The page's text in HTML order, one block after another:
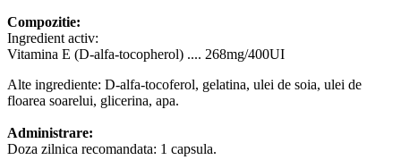
Compozitie:
Ingredient activ:
Vitamina E (D-alfa-tocopherol) .... 268mg/400UI
Alte ingrediente: D-alfa-tocoferol, gelatina, ulei de soia, ulei de
floarea soarelui, glicerina, apa.
Administrare:
Doza zilnica recomandata: 1 capsula.